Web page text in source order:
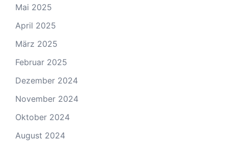
Mai 2025
April 2025
März 2025
Februar 2025
Dezember 2024
November 2024
Oktober 2024
August 2024